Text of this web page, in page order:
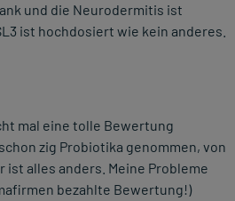
und die Neurodermitis ist
ist hochdosiert wie kein anderes.
mal eine tolle Bewertung
zig Probiotika genommen, von
ist alles anders. Meine Probleme
bezahlte Bewertung!)